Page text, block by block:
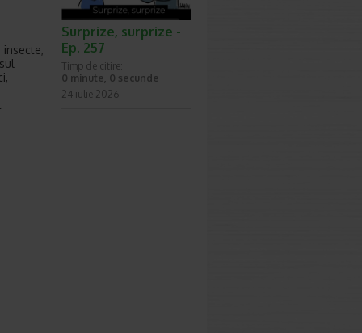
Surprize, surprize -
Ep. 257
Timp de citire:
0 minute, 0 secunde
24 iulie 2026